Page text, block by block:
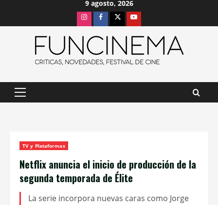
9 agosto, 2026
InstagramFacebook
X Youtube
Menú
TV y Plataformas
Netflix anuncia el inicio de producción de la
segunda temporada de Élite
La serie incorpora nuevas caras como Jorge